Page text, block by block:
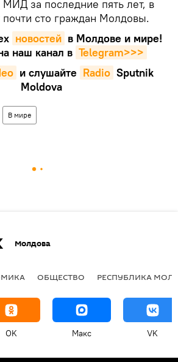
за последние пять лет, в
сто граждан Молдовы.
новостей в Молдове и мире!
наш канал в Telegram>>>
и слушайте Radio Sputnik
Moldova
В мире
Молдова
ОБЩЕСТВО РЕСПУБЛИКА
OK Макс VK